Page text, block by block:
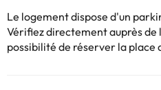
Le logement dispose d'un
Vérifiez directement auprès
possibilité de réserver la place